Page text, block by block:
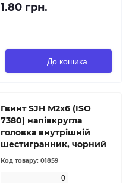
1.80 грн.
До кошика
Гвинт SJH М2х6 (ISO
7380) напівкругла
головка внутрішній
шестигранник, чорний
Код товару: 01859
0